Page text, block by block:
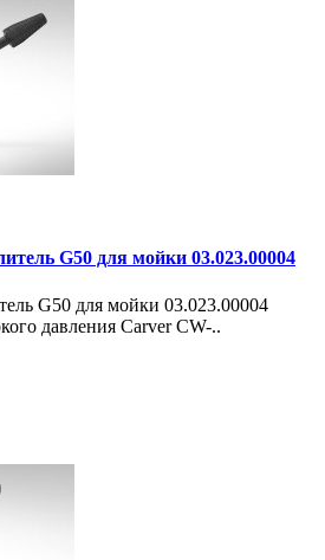
G50 для мойки 03.023.00004
G50 для мойки 03.023.00004
давления Carver CW-..